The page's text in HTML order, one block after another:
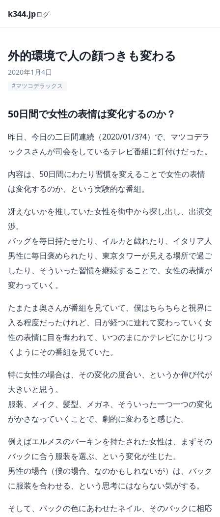
k344.jpログ
外的環境で人の顔つきも変わる
2020年1月4日
#マツコデラックス
50日間で女性の表情は変化するのか？
昨日、今日の二日間連続（2020/01/3?4）で、マツコデラ
ックスさんが司会をしているテレビ番組に釘付けだった。
内容は、50日間にわたり習慣を変えることで女性の表情
は変化するのか、という実験的な番組。
冴えないかを推していた女性を街中から探し出し、出演交
渉。
バッグを毎日持たせたり、イルカと戯れたり、イタリア人
男性に毎日褒められたり、東京タワーが見える場所で過ご
したり、そういった習慣を継続することで、女性の表情が
変わっていく。
たまたま奥さんが番組を見ていて、僕はちらちらと視界に
入る程度だったけれど、日が経つに連れて変わっていく女
性の表情に目を奪われて、いつのまにかテレビにかじりつ
くようにその番組を見ていた。
特に女性の場合は、その変化の度合い、というか伸び代が
大きいと思う。
服装、メイク、髪型、メガネ、そういった一つ一つの変化
がかさなっていくことで、劇的に変わると感じた。
例えばエルメスのバーキンを持たされた女性は、まずその
バックに合う服装を選ぶ、という変化が生じた。
男性の場合（僕の場合、なのかもしれないが）は、バック
に服装を合わせる、という思考にはならない気がする。
そして、バックの色にあわせたネイル、そのバックに相応